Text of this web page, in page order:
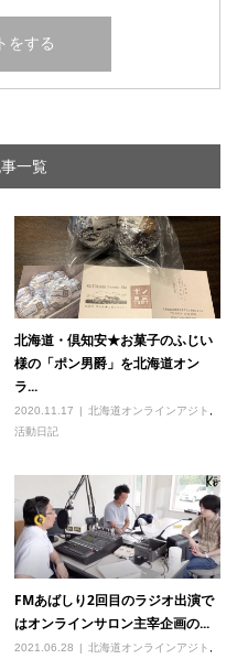
一覧
北海道・倶知安★お菓子のふじい
様の「ポン男爵」を北海道オン
ラ...
2020.11.17 北海道オンラインアジト ,
活動日記
FMあばしり2回目のラジオ出演で
はオンラインサロン主宰企画の...
2021.06.28 北海道オンラインアジト